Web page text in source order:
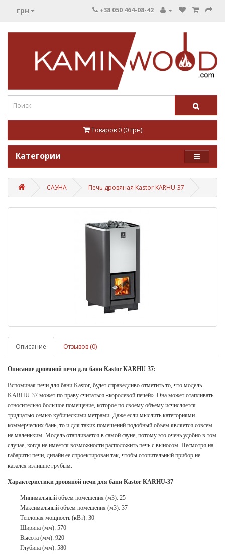
грн +38 050 464-08-42
Товаров 0 (0 грн)
Категории
САУНА Печь дровяная Kastor KARHU-37
Описание Отзывов (0)
Описание дровяной печи для бани Kastor KARHU-37:
Вспоминая печи для бани Kastor, будет справедливо отметить то, что модель
KARHU-37 может по праву считаться «королевой печей». Она может отапливать
относительно большое помещение, которое по своему объему исчисляется
тридцатью семью кубическими метрами. Даже если мыслить категориями
коммерческих бань, то и для таких помещений подобный объем является совсем
не маленьким. Модель отапливается в самой сауне, потому это очень удобно в том
случае, когда не имеется возможности расположить печь с выносом. Несмотря на
габариты печи, дизайн ее спроектирован так, чтобы отопительный прибор не
казался излишне грубым.
Характеристики дровяной печи для бани Kastor KARHU-37
Минимальный объем помещения (м3): 25
Максимальный объем помещения (м3): 37
Тепловая мощность (кВт): 30
Ширина (мм): 570
Высота (мм): 920
Глубина (мм): 580